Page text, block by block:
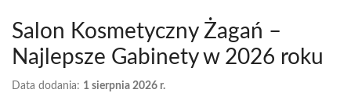
Salon Kosmetyczny Żagań –
Najlepsze Gabinety w 2026 roku
Data dodania: 1 sierpnia 2026 r.